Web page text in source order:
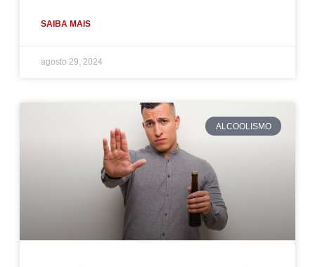
SAIBA MAIS
agosto 29, 2024
ALCOOLISMO